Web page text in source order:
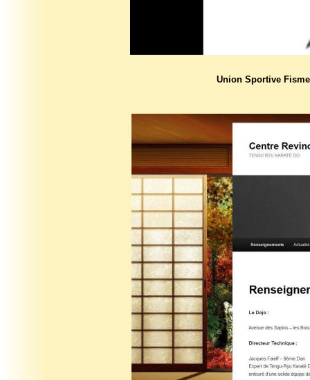
Union Sportive